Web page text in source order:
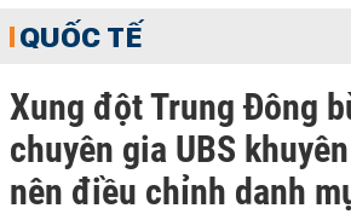
QUỐC TẾ
Xung đột Trung Đông
chuyên gia UBS
nên điều chỉnh danh